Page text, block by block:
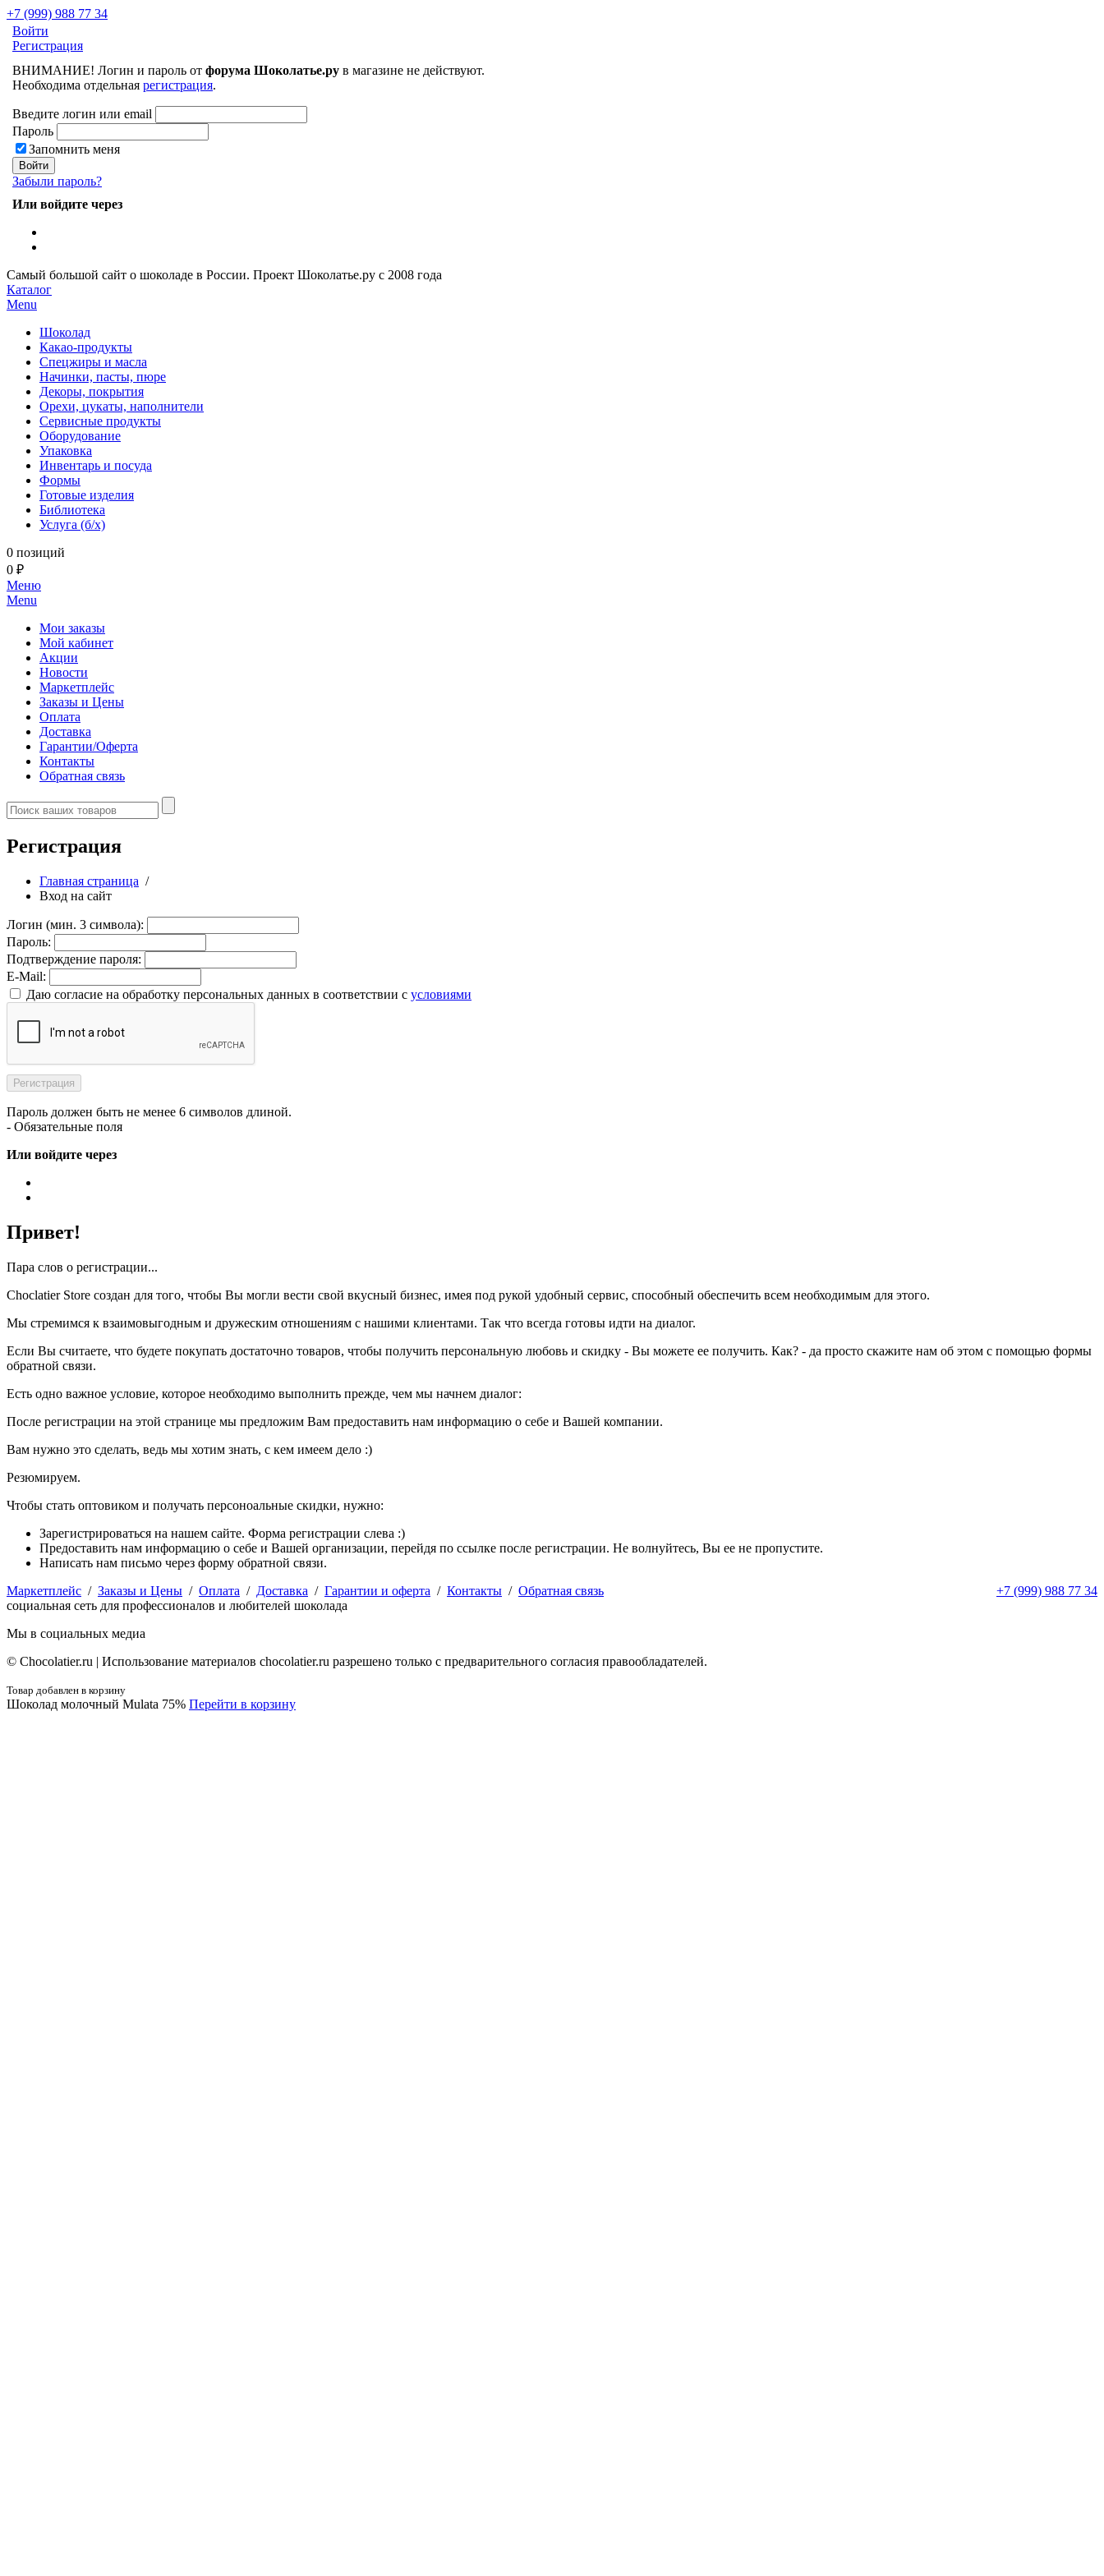
+7 (999) 988 77 34
Войти
Регистрация
ВНИМАНИЕ! Логин и пароль от форума Шоколатье.ру в магазине не действуют.
Необходима отдельная регистрация.
Введите логин или email
Пароль
Запомнить меня
Забыли пароль?
Или войдите через
Самый большой сайт о шоколаде в России. Проект Шоколатье.ру с 2008 года
Каталог
Menu
Шоколад
Какао-продукты
Спецжиры и масла
Начинки, пасты, пюре
Декоры, покрытия
Орехи, цукаты, наполнители
Сервисные продукты
Оборудование
Упаковка
Инвентарь и посуда
Формы
Готовые изделия
Библиотека
Услуга (б/х)
0 позиций
0 ₽
Меню
Menu
Мои заказы
Мой кабинет
Акции
Новости
Маркетплейс
Заказы и Цены
Оплата
Доставка
Гарантии/Оферта
Контакты
Обратная связь
Регистрация
Главная страница /
Вход на сайт
Логин (мин. 3 символа):
Пароль:
Подтверждение пароля:
E-Mail:
Даю согласие на обработку персональных данных в соответствии с условиями
Пароль должен быть не менее 6 символов длиной.
- Обязательные поля
Или войдите через
Привет!
Пара слов о регистрации...
Choclatier Store создан для того, чтобы Вы могли вести свой вкусный бизнес, имея под рукой удобный сервис, способный обеспечить всем необходимым для этого.
Мы стремимся к взаимовыгодным и дружеским отношениям с нашими клиентами. Так что всегда готовы идти на диалог.
Если Вы считаете, что будете покупать достаточно товаров, чтобы получить персональную любовь и скидку - Вы можете ее получить. Как? - да просто скажите нам об этом с помощью формы
обратной связи.
Есть одно важное условие, которое необходимо выполнить прежде, чем мы начнем диалог:
После регистрации на этой странице мы предложим Вам предоставить нам информацию о себе и Вашей компании.
Вам нужно это сделать, ведь мы хотим знать, с кем имеем дело :)
Резюмируем.
Чтобы стать оптовиком и получать персоноальные скидки, нужно:
Зарегистрироваться на нашем сайте. Форма регистрации слева :)
Предоставить нам информацию о себе и Вашей организации, перейдя по ссылке после регистрации. Не волнуйтесь, Вы ее не пропустите.
Написать нам письмо через форму обратной связи.
+7 (999) 988 77 34
Маркетплейс / Заказы и Цены / Оплата / Доставка / Гарантии и оферта / Контакты / Обратная связь
социальная сеть для профессионалов и любителей шоколада
Мы в социальных медиа
© Сhocolatier.ru | Использование материалов chocolatier.ru разрешено только с предварительного согласия правообладателей.
Товар добавлен в корзину
Шоколад молочный Mulata 75% Перейти в корзину